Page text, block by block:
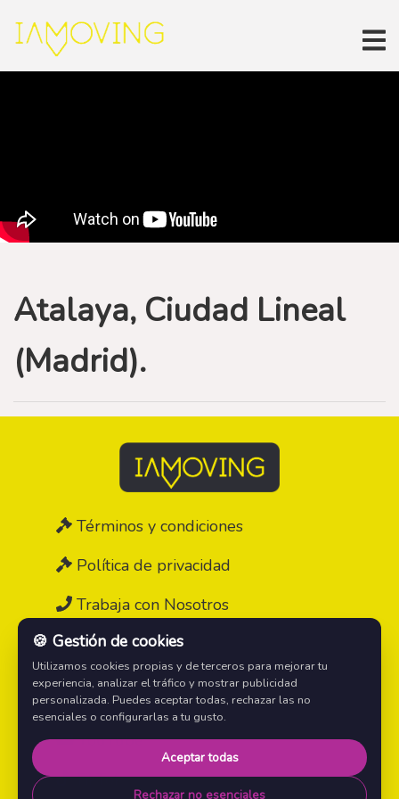
Atalaya, Ciudad Lineal
(Madrid).
Términos y condiciones
Política de privacidad
Trabaja con Nosotros
Contáctanos
Instagram
YouTube
TikTok
🍪 Gestión de cookies
Utilizamos cookies propias y de terceros para mejorar tu
experiencia, analizar el tráfico y mostrar publicidad
personalizada. Puedes aceptar todas, rechazar las no
esenciales o configurarlas a tu gusto.
Aceptar todas
Rechazar no esenciales